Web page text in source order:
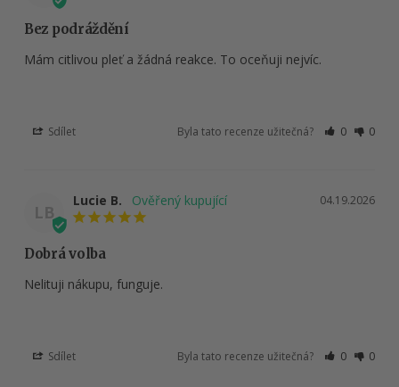
Bez podráždění
Mám citlivou pleť a žádná reakce. To oceňuji nejvíc.
Sdílet Byla tato recenze užitečná? 0 0
LB
04.19.2026
Lucie B.
Dobrá volba
Nelituji nákupu, funguje.
Sdílet Byla tato recenze užitečná? 0 0